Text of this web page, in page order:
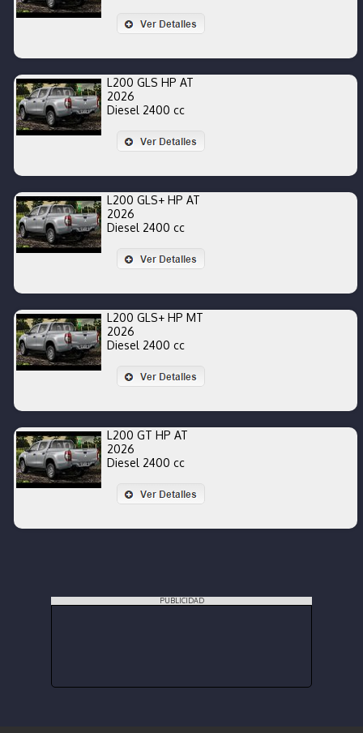
L200 GLS HP AT
2026
Diesel 2400 cc
L200 GLS+ HP AT
2026
Diesel 2400 cc
L200 GLS+ HP MT
2026
Diesel 2400 cc
L200 GT HP AT
2026
Diesel 2400 cc
PUBLICIDAD